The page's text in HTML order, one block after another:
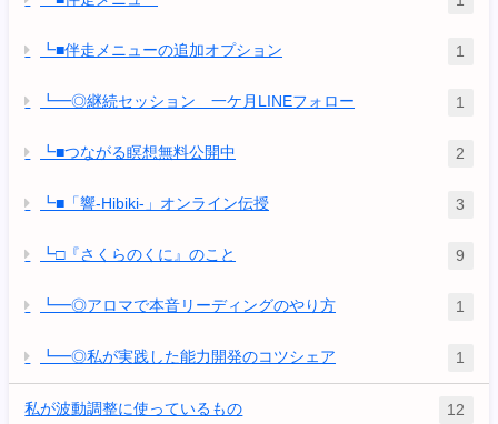
┗■伴走メニューの追加オプション 1
┗━◎継続セッション 一ケ月LINEフォロー 1
┗■つながる瞑想無料公開中 2
┗■「響-Hibiki-」オンライン伝授 3
┗□『さくらのくに』のこと 9
┗━◎アロマで本音リーディングのやり方 1
┗━◎私が実践した能力開発のコツシェア 1
私が波動調整に使っているもの 12